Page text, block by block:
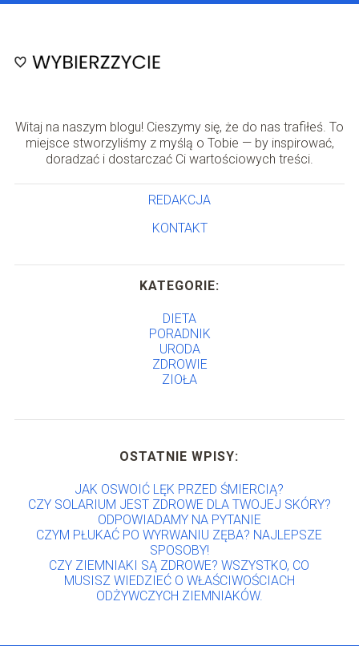
Witaj na naszym blogu! Cieszymy się, że do nas trafiłeś. To
miejsce stworzyliśmy z myślą o Tobie — by inspirować,
doradzać i dostarczać Ci wartościowych treści.
REDAKCJA
KONTAKT
KATEGORIE:
DIETA
PORADNIK
URODA
ZDROWIE
ZIOŁA
OSTATNIE WPISY:
JAK OSWOIĆ LĘK PRZED ŚMIERCIĄ?
CZY SOLARIUM JEST ZDROWE DLA TWOJEJ SKÓRY?
ODPOWIADAMY NA PYTANIE
CZYM PŁUKAĆ PO WYRWANIU ZĘBA? NAJLEPSZE
SPOSOBY!
CZY ZIEMNIAKI SĄ ZDROWE? WSZYSTKO, CO
MUSISZ WIEDZIEĆ O WŁAŚCIWOŚCIACH
ODŻYWCZYCH ZIEMNIAKÓW.